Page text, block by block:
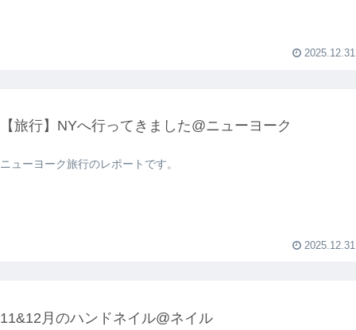
2025.12.31
【旅行】NYへ行ってきました@ニューヨーク
ニューヨーク旅行のレポートです。
2025.12.31
11&12月のハンドネイル@ネイル